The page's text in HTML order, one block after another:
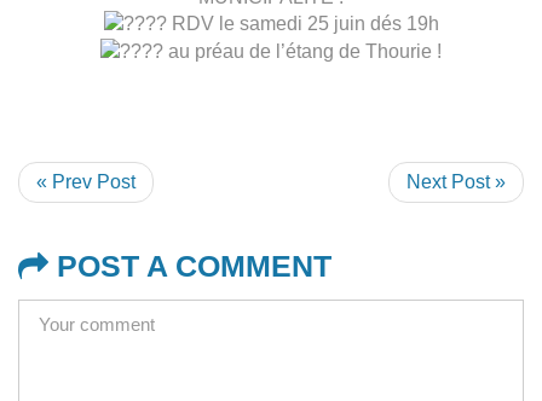
RDV le samedi 25 juin dés 19h
au préau de l’étang de Thourie !
« Prev Post Next Post »
POST A COMMENT